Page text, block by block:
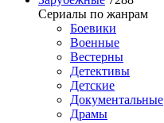
Сериалы по жанрам
Боевики
Военные
Вестерны
Детективы
Детские
Документальные
Драмы